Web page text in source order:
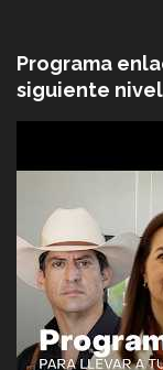
Programa
siguiente